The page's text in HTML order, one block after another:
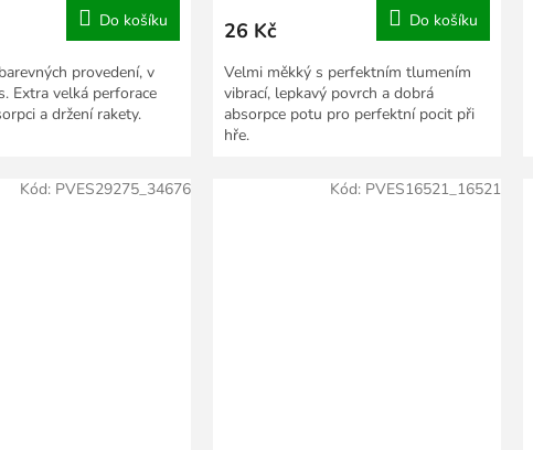
Do košíku
provedení, v
Extra velká perforace
a držení rakety.
26 Kč Do košíku
Velmi měkký s perfektním tlumením
vibrací, lepkavý povrch a dobrá
absorpce potu pro perfektní pocit při
hře.
Kód: PVES29275_34676 Kód: PVES16521_16521